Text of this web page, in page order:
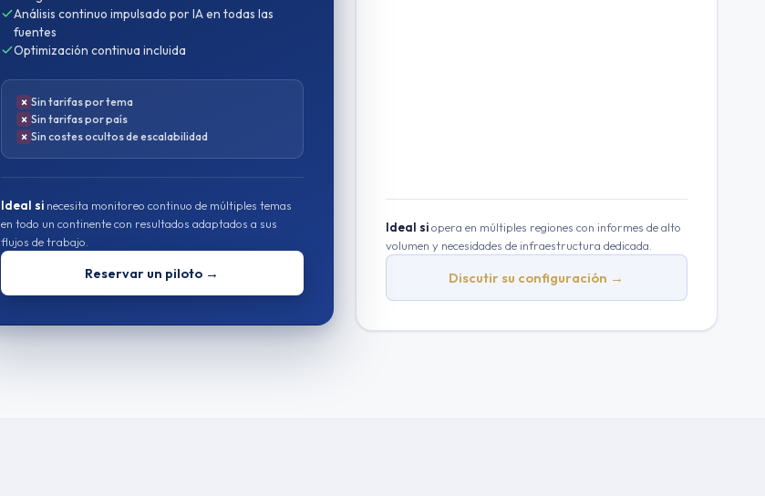
Análisis continuo impulsado por IA en todas las
fuentes
Optimización continua incluida
Sin tarifas por tema
Sin tarifas por país
Sin costes ocultos de escalabilidad
Ideal si necesita monitoreo continuo de múltiples temas
en todo un continente con resultados adaptados a sus
flujos de trabajo.
Reservar un piloto →
Ideal siopera en múltiples regiones con informes de alto
volumen y necesidades de infraestructura dedicada.
Discutir su configuración →